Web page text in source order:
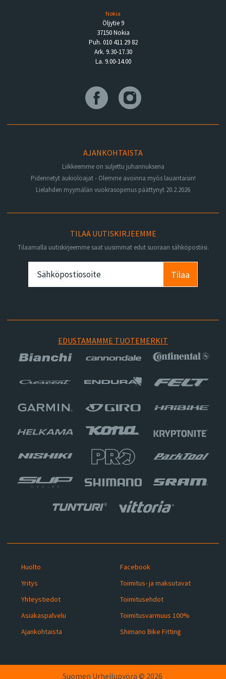
Nokia
Öljytie 9
37150 Nokia
Puh. 010 411 29 82
Ark. 9.30-17.30
La. 9.00-14.00
AJANKOHTAISTA
Liikkeemme on suljettu juhannuksena
Pidennetyt aukioloajat - Olemme avoinna myös lauantaisin!
Lielahden myymälän vuokrasopimus päättynyt 20.2.2026
TILAA UUTISKIRJEEMME
Tilaamalla uutiskirjeemme saat uusimmat edut suoraan sähköpostiisi.
Tilaa
EDUSTAMAMME TUOTEMERKIT
Huolto
Yritys
Yhteystiedot
Asiakaspalvelu
Ajankohtaista
Facebook
Toimitus- ja maksutavat
Toimitusehdot
Toimitusvarmuus 100%
Shimano Bike Fitting